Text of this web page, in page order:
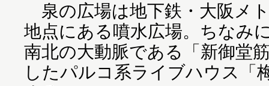
泉の広場は地下鉄・大阪メ
地点にある噴水広場。ちなみ
南北の大動脈である「新御堂
したパルコ系ライブハウス「